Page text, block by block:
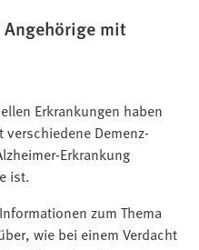
mit
Erkrankungen haben
Demenz-
Erkrankung
ist.
zum Thema
wie bei einem Verdacht